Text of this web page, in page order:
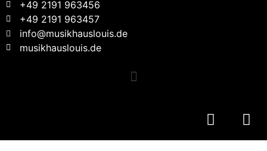
+49 2191 963456
+49 2191 963457
info@musikhauslouis.de
musikhauslouis.de